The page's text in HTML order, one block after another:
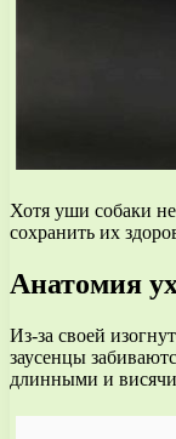
Хотя уши собаки
сохранить их
Анатомия
Из-за своей
заусенцы
длинными и